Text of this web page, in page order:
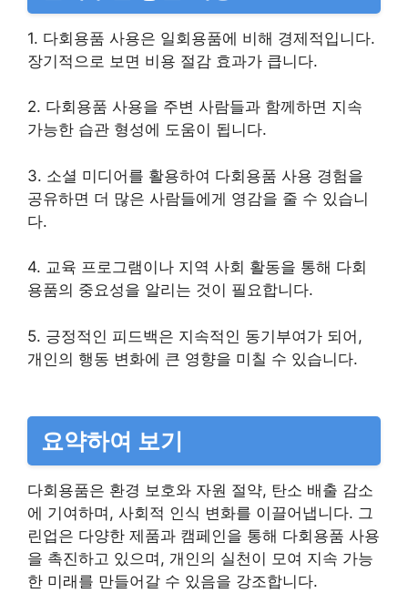
1. 다회용품 사용은 일회용품에 비해 경제적입니다.
장기적으로 보면 비용 절감 효과가 큽니다.
2. 다회용품 사용을 주변 사람들과 함께하면 지속
가능한 습관 형성에 도움이 됩니다.
3. 소셜 미디어를 활용하여 다회용품 사용 경험을
공유하면 더 많은 사람들에게 영감을 줄 수 있습니
다.
4. 교육 프로그램이나 지역 사회 활동을 통해 다회
용품의 중요성을 알리는 것이 필요합니다.
5. 긍정적인 피드백은 지속적인 동기부여가 되어,
개인의 행동 변화에 큰 영향을 미칠 수 있습니다.
요약하여 보기
다회용품은 환경 보호와 자원 절약, 탄소 배출 감소
에 기여하며, 사회적 인식 변화를 이끌어냅니다. 그
린업은 다양한 제품과 캠페인을 통해 다회용품 사용
을 촉진하고 있으며, 개인의 실천이 모여 지속 가능
한 미래를 만들어갈 수 있음을 강조합니다.